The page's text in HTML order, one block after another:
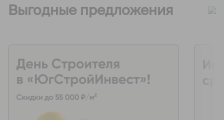
Выгодные предложения